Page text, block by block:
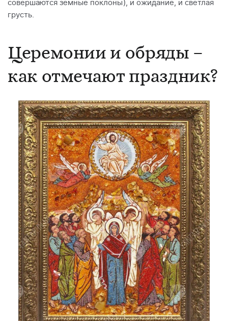
совершаются земные поклоны), и ожидание, и светлая
грусть.
Церемонии и обряды –
как отмечают праздник?